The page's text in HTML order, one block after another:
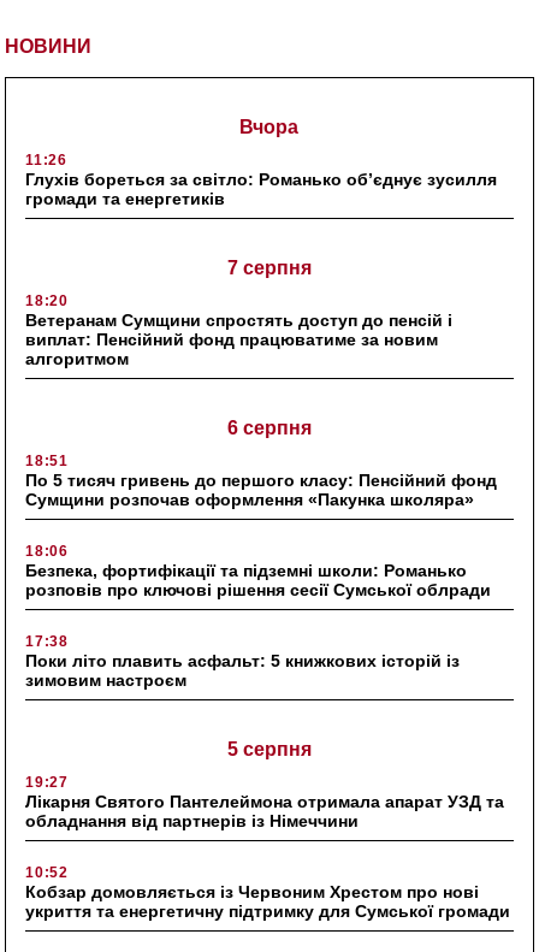
НОВИНИ
Вчора
11:26
Глухів бореться за світло: Романько об’єднує зусилля
громади та енергетиків
7 серпня
18:20
Ветеранам Сумщини спростять доступ до пенсій і
виплат: Пенсійний фонд працюватиме за новим
алгоритмом
6 серпня
18:51
По 5 тисяч гривень до першого класу: Пенсійний фонд
Сумщини розпочав оформлення «Пакунка школяра»
18:06
Безпека, фортифікації та підземні школи: Романько
розповів про ключові рішення сесії Сумської облради
17:38
Поки літо плавить асфальт: 5 книжкових історій із
зимовим настроєм
5 серпня
19:27
Лікарня Святого Пантелеймона отримала апарат УЗД та
обладнання від партнерів із Німеччини
10:52
Кобзар домовляється із Червоним Хрестом про нові
укриття та енергетичну підтримку для Сумської громади